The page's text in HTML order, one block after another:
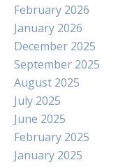
February 2026
January 2026
December 2025
September 2025
August 2025
July 2025
June 2025
February 2025
January 2025